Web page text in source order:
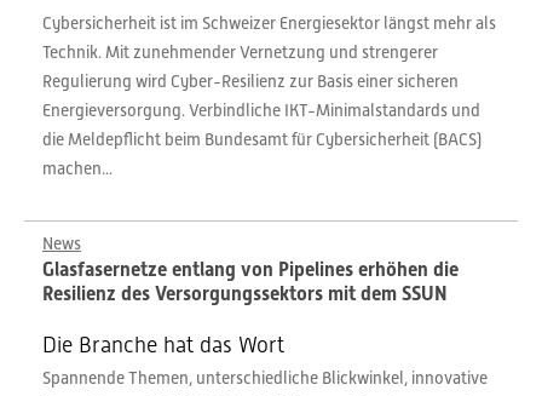
Cybersicherheit ist im Schweizer Energiesektor längst mehr als
Technik. Mit zunehmender Vernetzung und strengerer
Regulierung wird Cyber-Resilienz zur Basis einer sicheren
Energieversorgung. Verbindliche IKT-Minimalstandards und
die Meldepflicht beim Bundesamt für Cybersicherheit (BACS)
machen...
News
Glasfasernetze entlang von Pipelines erhöhen die
Resilienz des Versorgungssektors mit dem SSUN
Die Branche hat das Wort
Spannende Themen, unterschiedliche Blickwinkel, innovative